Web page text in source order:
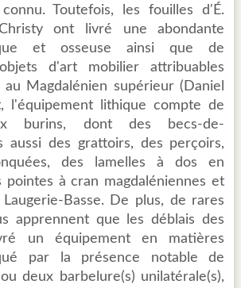
Toutefois, les fouilles d'É.
ont livré une abondante
et osseuse ainsi que de
d'art mobilier attribuables
Magdalénien supérieur (Daniel
l'équipement lithique compte de
burins, dont des becs-de-
aussi des grattoirs, des perçoirs,
des lamelles à dos en
pointes à cran magdaléniennes et
Basse. De plus, de rares
apprennent que les déblais des
un équipement en matières
par la présence notable de
deux barbelure(s) unilatérale(s),